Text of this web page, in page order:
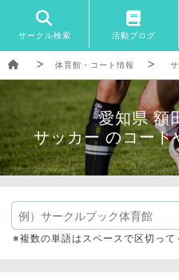
サークル検索 活動ブログ
体育館・コート情報
愛知県 額
サッカー のコー
※複数の単語はスペースで区切って